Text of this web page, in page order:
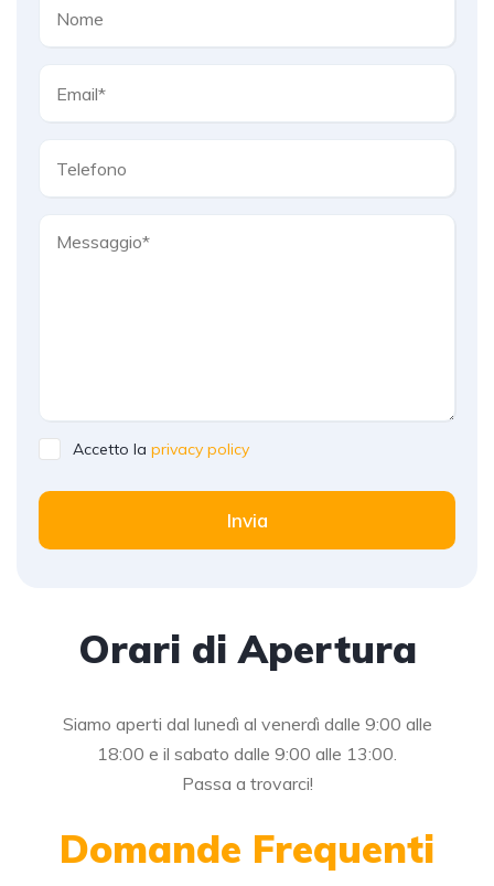
Accetto la privacy policy
Invia
Orari di Apertura
Siamo aperti dal lunedì al venerdì dalle 9:00 alle
18:00 e il sabato dalle 9:00 alle 13:00.
Passa a trovarci!
Domande Frequenti